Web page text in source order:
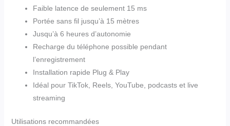
Faible latence de seulement 15 ms
Portée sans fil jusqu’à 15 mètres
Jusqu’à 6 heures d’autonomie
Recharge du téléphone possible pendant
l’enregistrement
Installation rapide Plug & Play
Idéal pour TikTok, Reels, YouTube, podcasts et live
streaming
Utilisations recommandées